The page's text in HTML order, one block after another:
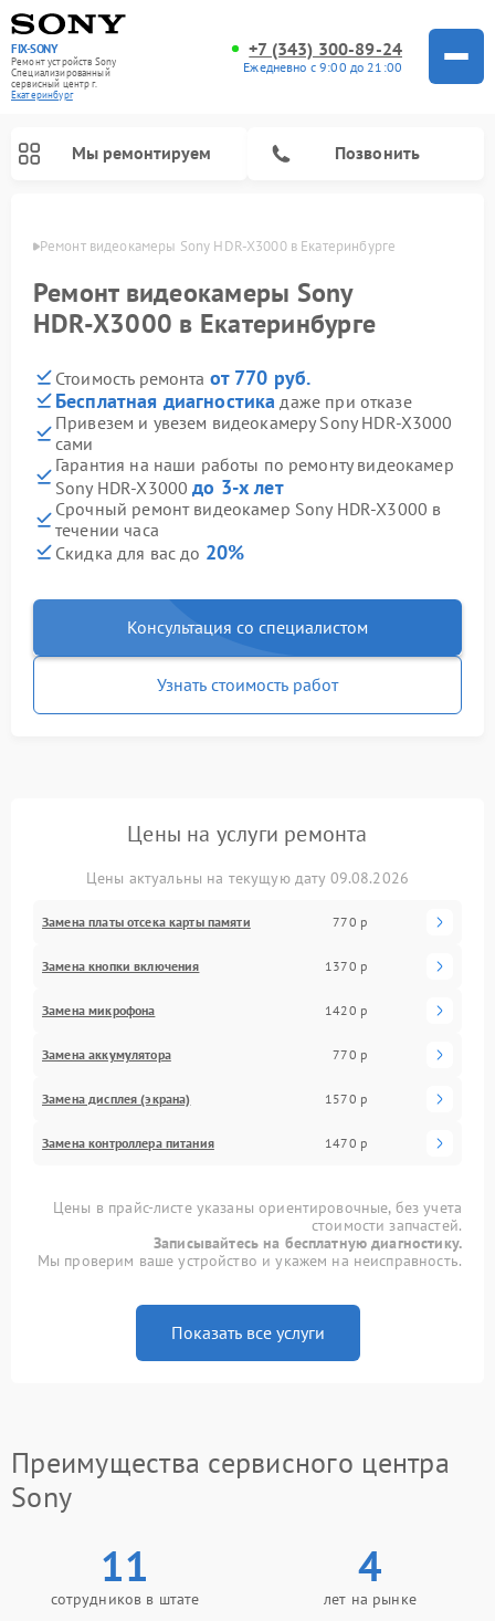
FIX-SONY
Ремонт устройств Sony
Специализированный
cервисный центр г.
Екатеринбург
+7 (343) 300-89-24
Ежедневно с 9:00 до 21:00
Мы ремонтируем Позвонить
Ремонт видеокамеры Sony HDR‑X3000 в Екатеринбурге
Ремонт видеокамеры Sony
HDR‑X3000 в Екатеринбурге
Стоимость ремонта от 770 руб.
Бесплатная диагностика даже при отказе
Привезем и увезем видеокамеру Sony HDR‑X3000
сами
Гарантия на наши работы по ремонту видеокамер
Sony HDR‑X3000до 3-х лет
Срочный ремонт видеокамер Sony HDR‑X3000 в
течении часа
Скидка для вас до 20%
Консультация со специалистом
Узнать стоимость работ
Цены на услуги ремонта
Цены актуальны на текущую дату 09.08.2026
Замена платы отсека карты памяти 770 р
Замена кнопки включения 1370 р
Замена микрофона 1420 р
Замена аккумулятора 770 р
Замена дисплея (экрана) 1570 р
Замена контроллера питания 1470 р
Цены в прайс-листе указаны ориентировочные, без учета
стоимости запчастей.
Записывайтесь на бесплатную диагностику.
Мы проверим ваше устройство и укажем на неисправность.
Показать все услуги
Преимущества сервисного центра
Sony
11
сотрудников в штате
4
лет на рынке